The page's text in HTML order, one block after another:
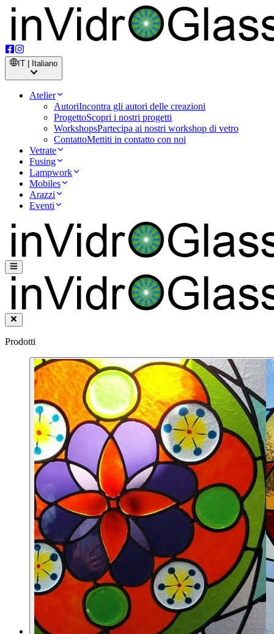
IT | Italiano
Atelier
AutoriIncontra gli autori delle creazioni
ProgettoScopri i nostri progetti
WorkshopsPartecipa ai nostri workshop di vetro
ContattoMettiti in contatto con noi
Vetrate
Fusing
Lampwork
Mobiles
Arazzi
Eventi
Prodotti